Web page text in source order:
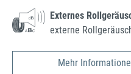
Externes
externe
Mehr